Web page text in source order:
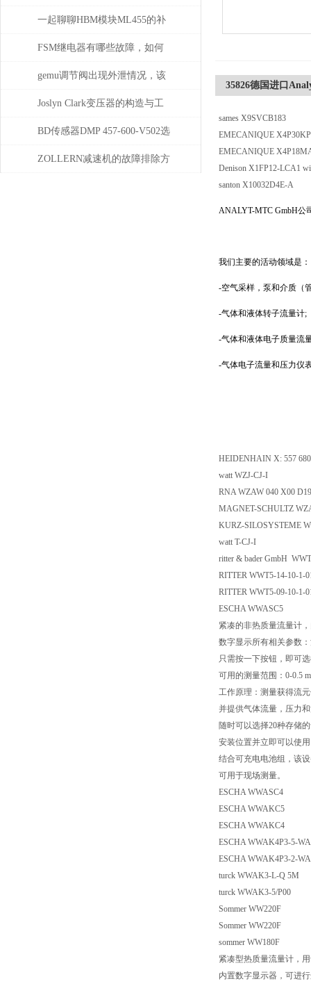
用寿命
一起聊聊HBM模块ML455的补
偿问题
FSM继电器有哪些故障，如何
解决
gemu调节阀出现外泄情况，该
如何处理
Joslyn Clark变压器的构造与工
作原理
BD传感器DMP 457-600-V502选
择使用注意事项
ZOLLERN减速机的故障排除方
35826德国进口
sames X9SVCB183
EMECANIQUE
EMECANIQUE
Denison X1FP12-
santon X10032D4E-A
ANALYT-MTC GmbH公
我们主要的活动领域是：
-空气采样，泵和介质（
-气体和液体转子流量计;
-气体和液体电子质量流
-气体电子流量和压力仪
HEIDENHAIN X:
watt WZJ-CJ-I
RNA WZAW 040 X00
MAGNET-SCHULTZ
KURZ-
watt T-CJ-I
ritter & bader GmbH
RITTER WWT5-14-
RITTER WWT5-09-
ESCHA WWASC5
紧凑的非热质量流量计
数字显示所有相关参数
只需按一下按钮，即可
可用的测量范围：0-0.5
工作原理：测量获得流
并提供气体流量，压力
随时可以选择20种存储
安装位置并立即可以使
结合可充电电池组，该
可用于现场测量。
ESCHA WWASC4
ESCHA WWAKC5
ESCHA WWAKC4
ESCHA WWAK4P3-
ESCHA WWAK4P3-
turck WWAK3-L-Q
turck WWAK3-5/P00
Sommer WW220F
Sommer WW220F
sommer WW180F
紧凑型热质量流量计，
内置数字显示器，可进